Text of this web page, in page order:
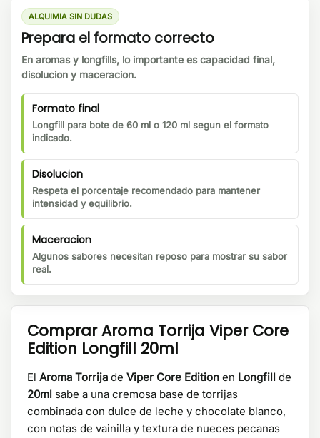
ALQUIMIA SIN DUDAS
Prepara el formato correcto
En aromas y longfills, lo importante es capacidad final,
disolucion y maceracion.
Formato final
Longfill para bote de 60 ml o 120 ml segun el formato
indicado.
Disolucion
Respeta el porcentaje recomendado para mantener
intensidad y equilibrio.
Maceracion
Algunos sabores necesitan reposo para mostrar su sabor
real.
Comprar Aroma Torrija Viper Core
Edition Longfill 20ml
El Aroma Torrija de Viper Core Edition en Longfill de
20ml sabe a una cremosa base de torrijas
combinada con dulce de leche y chocolate blanco,
con notas de vainilla y textura de nueces pecanas